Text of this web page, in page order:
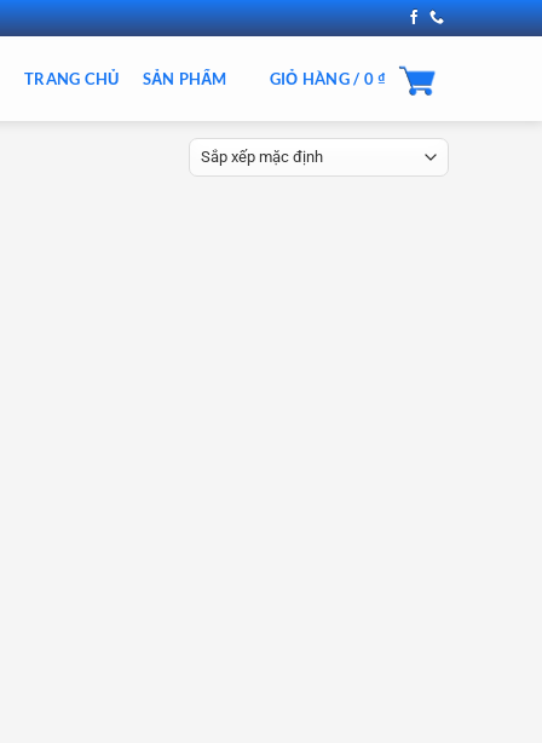
TRANG CHỦ SẢN PHẨM GIỎ HÀNG / 0₫